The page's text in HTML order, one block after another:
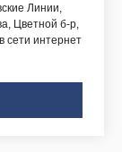
Линии,
Цветной б-р,
сети интернет